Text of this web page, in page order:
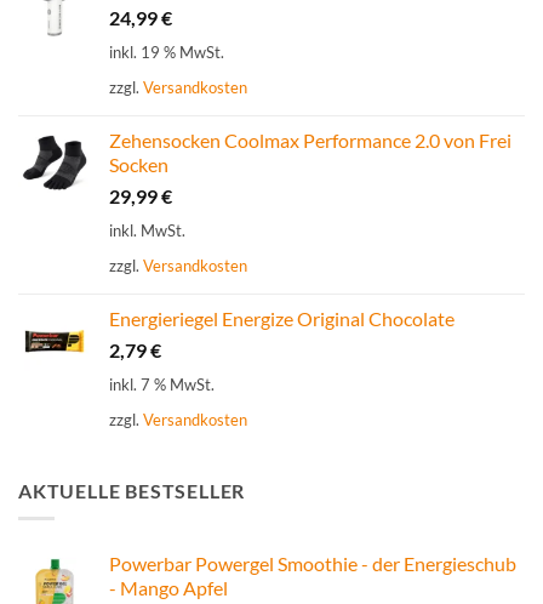
24,99€
inkl. 19 % MwSt.
zzgl. Versandkosten
Zehensocken Coolmax Performance 2.0 von Frei
Socken
29,99€
inkl. MwSt.
zzgl. Versandkosten
Energieriegel Energize Original Chocolate
2,79€
inkl. 7 % MwSt.
zzgl. Versandkosten
AKTUELLE BESTSELLER
Powerbar Powergel Smoothie - der Energieschub
- Mango Apfel